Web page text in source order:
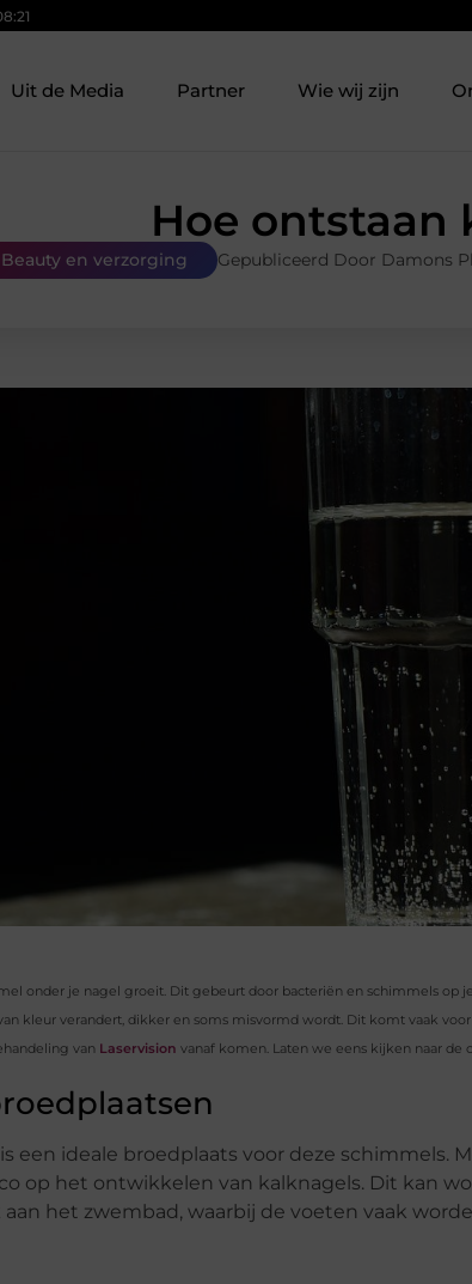
Uit de Media Partner Wie wij zijn
Hoe ontstaan
Beauty en verzorging Gepubliceerd Door Damons
onder je nagel groeit. Dit gebeurt door bacteriën en schimmels op
kleur verandert, dikker en soms misvormd wordt. Dit komt vaak
van Laservision vanaf komen. Laten we eens kijken naar de
een ideale broedplaats voor deze schimmels.
op het ontwikkelen van kalknagels. Dit kan
aan het zwembad, waarbij de voeten vaak